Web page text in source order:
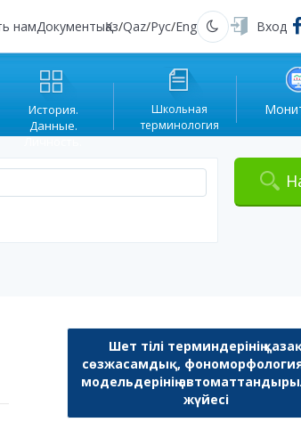
намДокументыҚаз/Qaz/Рус/Eng ТемнаяВход
История.
Данные.
Личность.
Школьная
терминология
Шет тілі терминдерінің
сөзжасамдық,
модельдерінің
жүйесі